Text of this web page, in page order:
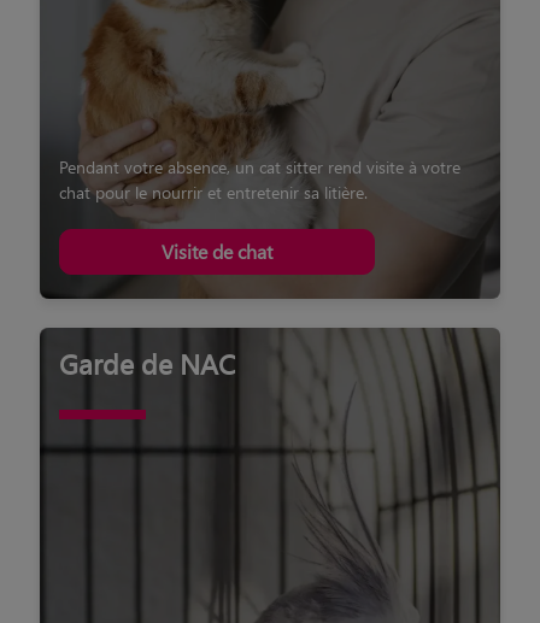
Pendant votre absence, un cat sitter rend visite à votre
chat pour le nourrir et entretenir sa litière.
Visite de chat
Garde de NAC